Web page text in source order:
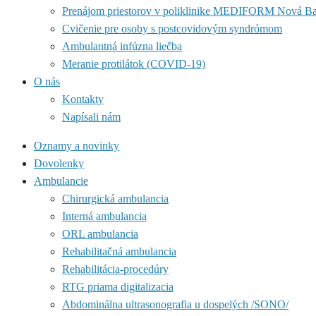
Prenájom priestorov v poliklinike MEDIFORM Nová
Cvičenie pre osoby s postcovidovým syndrómom
Ambulantná infúzna liečba
Meranie protilátok (COVID-19)
O nás
Kontakty
Napísali nám
Oznamy a novinky
Dovolenky
Ambulancie
Chirurgická ambulancia
Interná ambulancia
ORL ambulancia
Rehabilitačná ambulancia
Rehabilitácia-procedúry
RTG priama digitalizacia
Abdominálna ultrasonografia u dospelých /SONO/